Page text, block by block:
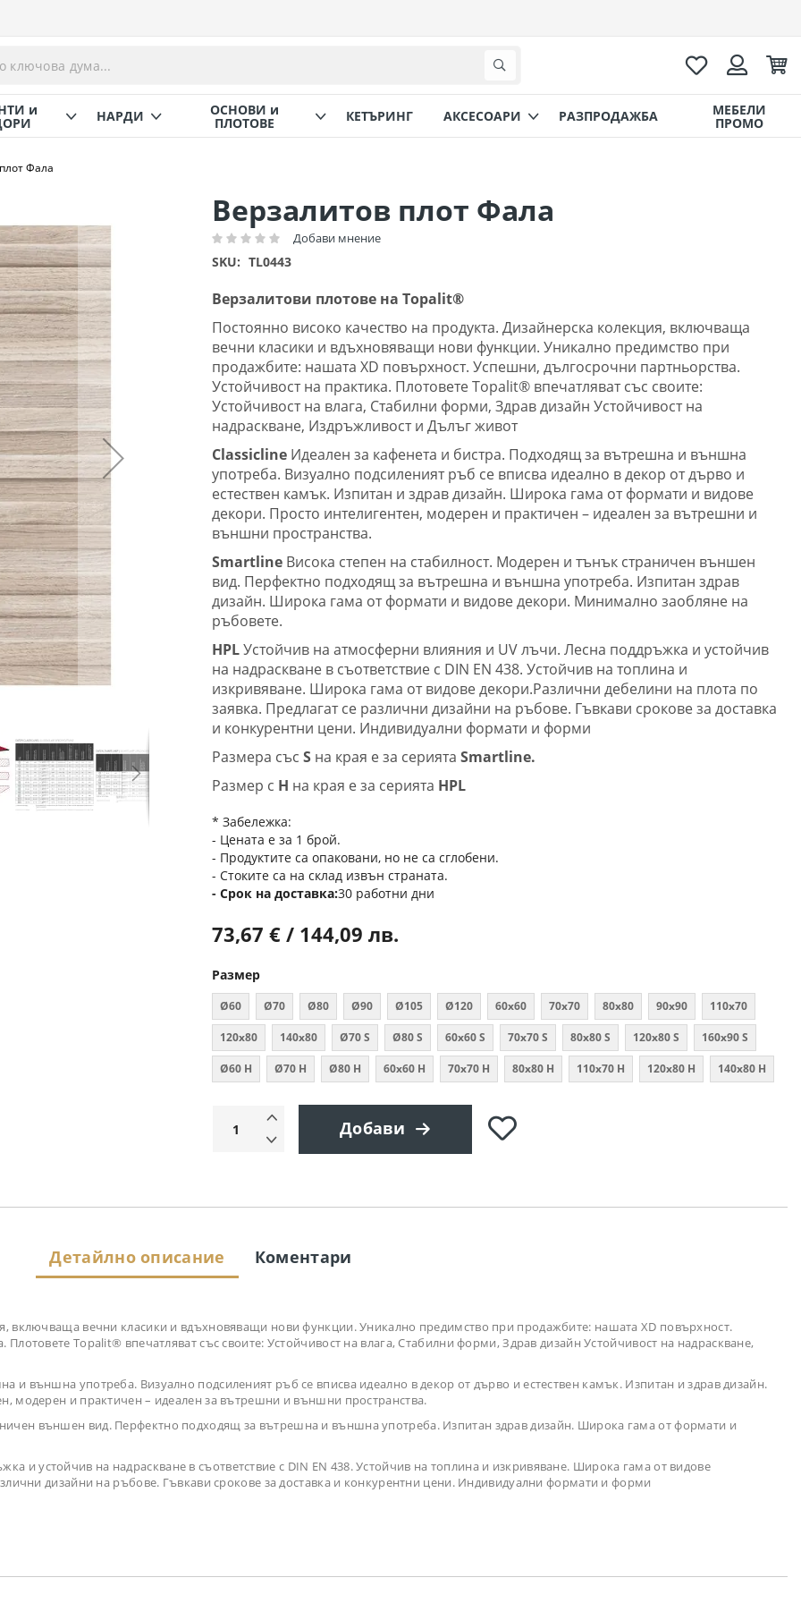
Любими
и НАРДИ ОСНОВИ и
ПЛОТОВЕ КЕТЪРИНГ AКСЕСОАРИ РАЗПРОДАЖБА МЕБЕЛИ
ПРОМО
Фала
Верзалитов плот Фала
Рейтинг: Добави мнение
SKU TL0443
Верзалитови плотове на Topalit®
Постоянно високо качество на продукта. Дизайнерска колекция, включваща
вечни класики и вдъхновяващи нови функции. Уникално предимство при
продажбите: нашата XD повърхност. Успешни, дългосрочни партньорства.
Устойчивост на практика. Плотовете Topalit® впечатляват със своите:
Устойчивост на влага, Стабилни форми, Здрав дизайн Устойчивост на
надраскване, Издръжливост и Дълъг живот
Classicline Идеален за кафенета и бистра. Подходящ за вътрешна и външна
употреба. Визуално подсиленият ръб се вписва идеално в декор от дърво и
естествен камък. Изпитан и здрав дизайн. Широка гама от формати и видове
декори. Просто интелигентен, модерен и практичен – идеален за вътрешни и
външни пространства.
Smartline Висока степен на стабилност. Модерен и тънък страничен външен
вид. Перфектно подходящ за вътрешна и външна употреба. Изпитан здрав
дизайн. Широка гама от формати и видове декори. Минимално заобляне на
ръбовете.
HPLУстойчив на атмосферни влияния и UV лъчи. Лесна поддръжка и устойчив
на надраскване в съответствие с DIN EN 438. Устойчив на топлина и
изкривяване. Широка гама от видове декори.Различни дебелини на плота по
заявка. Предлагат се различни дизайни на ръбове. Гъвкави срокове за доставка
и конкурентни цени. Индивидуални формати и форми
Размера съсS на края е за сериятаSmartline.
Размер с H на края е за серията HPL
* Забележка:
- Цената е за 1 брой.
- Продуктите са опаковани, но не са сглобени.
- Стоките са на склад извън страната.
Срок на доставка 30 работни дни
73,67 € / 144,09 лв.
Размер
Ø60 Ø70 Ø80 Ø90 Ø105 Ø120 60x60 70x70 80х80 90х90 110х70
120х80 140х80 Ø70 S Ø80 S 60x60 S 70x70 S 80x80 S 120x80 S 160x90 S
Ø60 Н Ø70 Н Ø80 Н 60x60 Н 70x70 Н 80x80 Н 110x70 Н 120x80 Н 140x80 Н
Добави
Детайлно описание
включваща вечни класики и вдъхновяващи нови функции. Уникално предимство при продажбите: нашата XD повърхност.
Topalit® впечатляват със своите: Устойчивост на влага, Стабилни форми, Здрав дизайн Устойчивост на надраскване,
и външна употреба. Визуално подсиленият ръб се вписва идеално в декор от дърво и естествен камък. Изпитан и здрав дизайн.
модерен и практичен – идеален за вътрешни и външни пространства.
външен вид. Перфектно подходящ за вътрешна и външна употреба. Изпитан здрав дизайн. Широка гама от формати и
и устойчив на надраскване в съответствие с DIN EN 438. Устойчив на топлина и изкривяване. Широка гама от видове
дизайни на ръбове. Гъвкави срокове за доставка и конкурентни цени. Индивидуални формати и форми
Коментари